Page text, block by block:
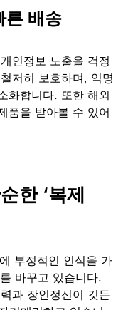
른 배송
인정보 노출을 걱정
저히 보호하며, 익명
화합니다. 또한 해외
품을 받아볼 수 있어
한 ‘복제
부정적인 인식을 가
바꾸고 있습니다.
과 장인정신이 깃든